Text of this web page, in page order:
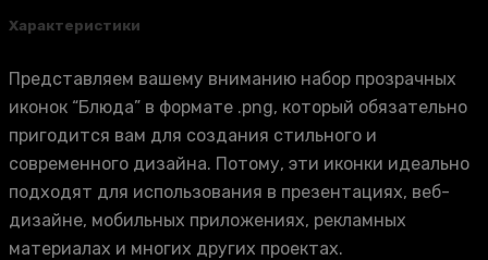
Характеристики
Представляем вашему вниманию набор прозрачных
иконок “Блюда” в формате .png, который обязательно
пригодится вам для создания стильного и
современного дизайна. Потому, эти иконки идеально
подходят для использования в презентациях, веб-
дизайне, мобильных приложениях, рекламных
материалах и многих других проектах.